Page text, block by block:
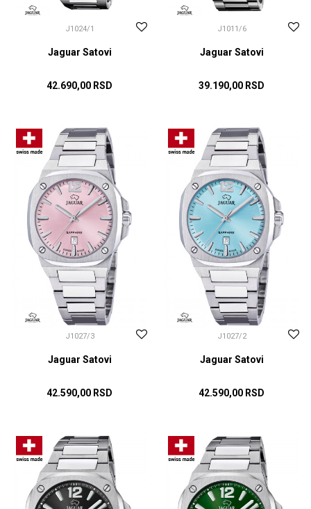
J1024/1
Jaguar Satovi
42.690,00 RSD
DODAJ U KORPU
J1011/6
Jaguar Satovi
39.190,00 RSD
DODAJ U KORPU
J1027/3
Jaguar Satovi
42.590,00 RSD
DODAJ U KORPU
J1027/2
Jaguar Satovi
42.590,00 RSD
DODAJ U KORPU